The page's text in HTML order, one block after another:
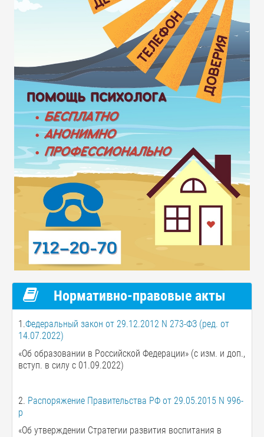
Нормативно-правовые акты
1.Федеральный закон от 29.12.2012 N 273-ФЗ (ред. от
14.07.2022)
«Об образовании в Российской Федерации» (с изм. и доп.,
вступ. в силу с 01.09.2022)
2. Распоряжение Правительства РФ от 29.05.2015 N 996-
р
«Об утверждении Стратегии развития воспитания в